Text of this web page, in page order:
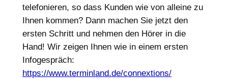
telefonieren, so dass Kunden wie von alleine zu
Ihnen kommen? Dann machen Sie jetzt den
ersten Schritt und nehmen den Hörer in die
Hand! Wir zeigen Ihnen wie in einem ersten
Infogespräch:
https://www.terminland.de/connextions/